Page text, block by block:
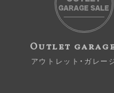
Outlet
アウトレット・ガレー